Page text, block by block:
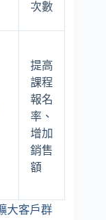
次數
提高
課程
報名
率、
增加
銷售
額
大客戶群